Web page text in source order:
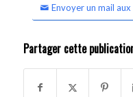
Envoyer un mail
Partager cette